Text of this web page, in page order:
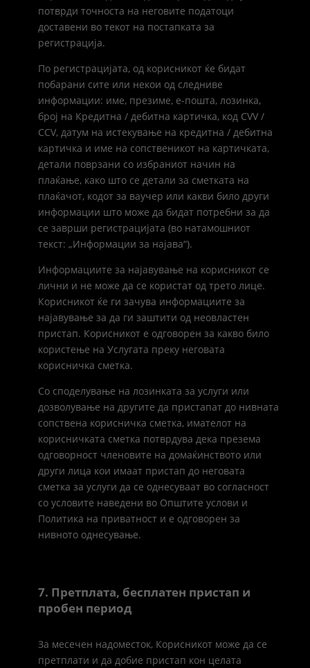
потврди точноста на неговите податоци
доставени во текот на постапката за
регистрација.
По регистрацијата, од корисникот ќе бидат
побарани сите или некои од следниве
информации: име, презиме, е-пошта, лозинка,
број на Кредитна / дебитна картичка, код CVV /
CCV, датум на истекување на кредитна / дебитна
картичка и име на сопственикот на картичката,
детали поврзани со избраниот начин на
плаќање, како што се детали за сметката на
плаќачот, кодот за ваучер или какви било други
информации што може да бидат потребни за да
се заврши регистрацијата (во натамошниот
текст: „Информации за најава“).
Информациите за најавување на корисникот се
лични и не може да се користат од трето лице.
Корисникот ќе ги зачува информациите за
најавување за да ги заштити од неовластен
пристап. Корисникот е одговорен за какво било
користење на Услугата преку неговата
корисничка сметка.
Со споделување на лозинката за услуги или
дозволување на другите да пристапат до нивната
сопствена корисничка сметка, имателот на
корисничката сметка потврдува дека презема
одговорност членовите на домаќинството или
други лица кои имаат пристап до неговата
сметка за услуги да се однесуваат во согласност
со условите наведени во Општите услови и
Политика на приватност и е одговорен за
нивното однесување.
7. Претплата, бесплатен пристап и
пробен период
За месечен надоместок, Корисникот може да се
претплати и да добие пристап кон целата